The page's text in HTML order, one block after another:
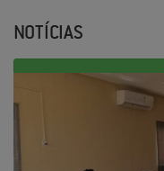
NOTÍCIAS